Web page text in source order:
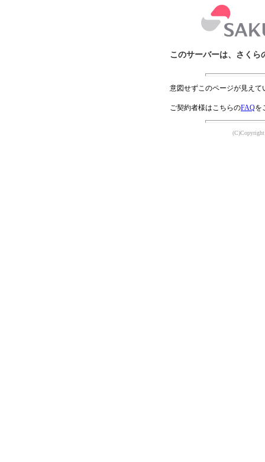
このサーバーは、さくら
意図せずこのページが見え
ご契約者様はこちらのFAQを